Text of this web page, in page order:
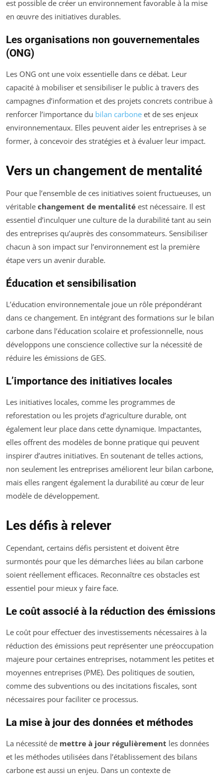
est possible de créer un environnement favorable à la mise
en œuvre des initiatives durables.
Les organisations non gouvernementales
(ONG)
Les ONG ont une voix essentielle dans ce débat. Leur
capacité à mobiliser et sensibiliser le public à travers des
campagnes d’information et des projets concrets contribue à
renforcer l’importance du bilan carbone et de ses enjeux
environnementaux. Elles peuvent aider les entreprises à se
former, à concevoir des stratégies et à évaluer leur impact.
Vers un changement de mentalité
Pour que l’ensemble de ces initiatives soient fructueuses, un
véritable changement de mentalité est nécessaire. Il est
essentiel d’inculquer une culture de la durabilité tant au sein
des entreprises qu’auprès des consommateurs. Sensibiliser
chacun à son impact sur l’environnement est la première
étape vers un avenir durable.
Éducation et sensibilisation
L’éducation environnementale joue un rôle prépondérant
dans ce changement. En intégrant des formations sur le bilan
carbone dans l’éducation scolaire et professionnelle, nous
développons une conscience collective sur la nécessité de
réduire les émissions de GES.
L’importance des initiatives locales
Les initiatives locales, comme les programmes de
reforestation ou les projets d’agriculture durable, ont
également leur place dans cette dynamique. Impactantes,
elles offrent des modèles de bonne pratique qui peuvent
inspirer d’autres initiatives. En soutenant de telles actions,
non seulement les entreprises améliorent leur bilan carbone,
mais elles rangent également la durabilité au cœur de leur
modèle de développement.
Les défis à relever
Cependant, certains défis persistent et doivent être
surmontés pour que les démarches liées au bilan carbone
soient réellement efficaces. Reconnaître ces obstacles est
essentiel pour mieux y faire face.
Le coût associé à la réduction des émissions
Le coût pour effectuer des investissements nécessaires à la
réduction des émissions peut représenter une préoccupation
majeure pour certaines entreprises, notamment les petites et
moyennes entreprises (PME). Des politiques de soutien,
comme des subventions ou des incitations fiscales, sont
nécessaires pour faciliter ce processus.
La mise à jour des données et méthodes
La nécessité de mettre à jour régulièrement les données
et les méthodes utilisées dans l’établissement des bilans
carbone est aussi un enjeu. Dans un contexte de